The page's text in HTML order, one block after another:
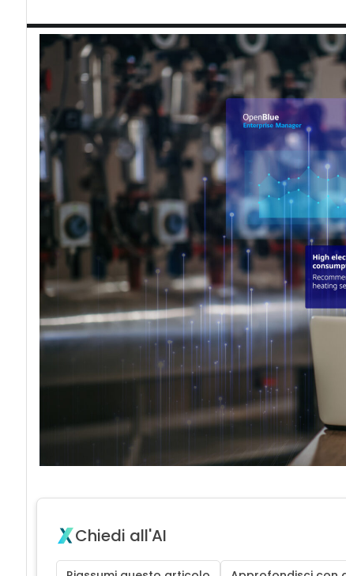
Chiedi all'AI